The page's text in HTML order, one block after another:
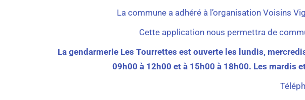
La commune a adhéré à l’organisation Voisins
Cette application nous permettra de
La gendarmerie Les Tourrettes est ouverte les lundis,
09h00 à 12h00 et à 15h00 à 18h00. Les mardis